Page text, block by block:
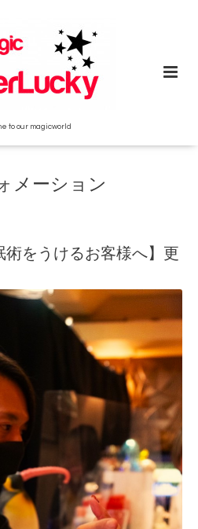
to our magicworld
メーション
をうけるお客様へ】更